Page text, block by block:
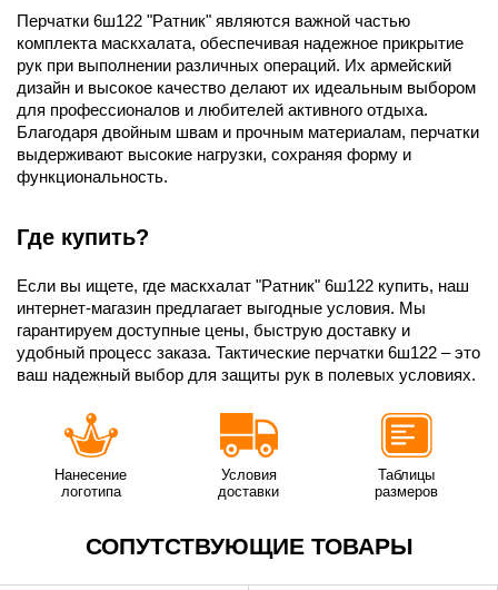
Перчатки 6ш122 "Ратник" являются важной частью
комплекта маскхалата, обеспечивая надежное прикрытие
рук при выполнении различных операций. Их армейский
дизайн и высокое качество делают их идеальным выбором
для профессионалов и любителей активного отдыха.
Благодаря двойным швам и прочным материалам, перчатки
выдерживают высокие нагрузки, сохраняя форму и
функциональность.
Где купить?
Если вы ищете, где маскхалат "Ратник" 6ш122 купить, наш
интернет-магазин предлагает выгодные условия. Мы
гарантируем доступные цены, быструю доставку и
удобный процесс заказа. Тактические перчатки 6ш122 – это
ваш надежный выбор для защиты рук в полевых условиях.
Нанесение
логотипа
Условия
доставки
Таблицы
размеров
СОПУТСТВУЮЩИЕ ТОВАРЫ